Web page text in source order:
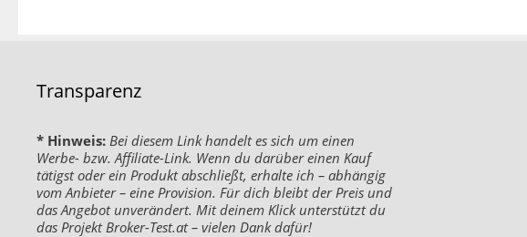
Transparenz
* Hinweis: Bei diesem Link handelt es sich um einen
Werbe- bzw. Affiliate-Link. Wenn du darüber einen Kauf
tätigst oder ein Produkt abschließt, erhalte ich – abhängig
vom Anbieter – eine Provision. Für dich bleibt der Preis und
das Angebot unverändert. Mit deinem Klick unterstützt du
das Projekt Broker-Test.at – vielen Dank dafür!